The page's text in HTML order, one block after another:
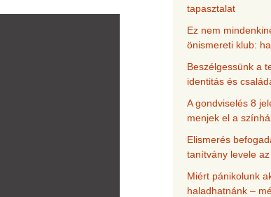
tapasztalat
Ez nem
önismereti klub:
Beszélgessünk a
identitás és
A gondviselés 8
menjek el a
Elismerés
tanítvány levele
Miért pánikolunk
haladhatnánk –